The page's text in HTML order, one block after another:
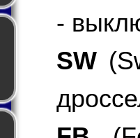
-
SW